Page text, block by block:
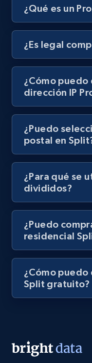
¿Qué es un
¿Es legal
¿Cómo puedo
dirección IP
¿Puedo
postal en
¿Para qué se
divididos?
¿Puedo
residencial
¿Cómo puedo
Split gratuito?